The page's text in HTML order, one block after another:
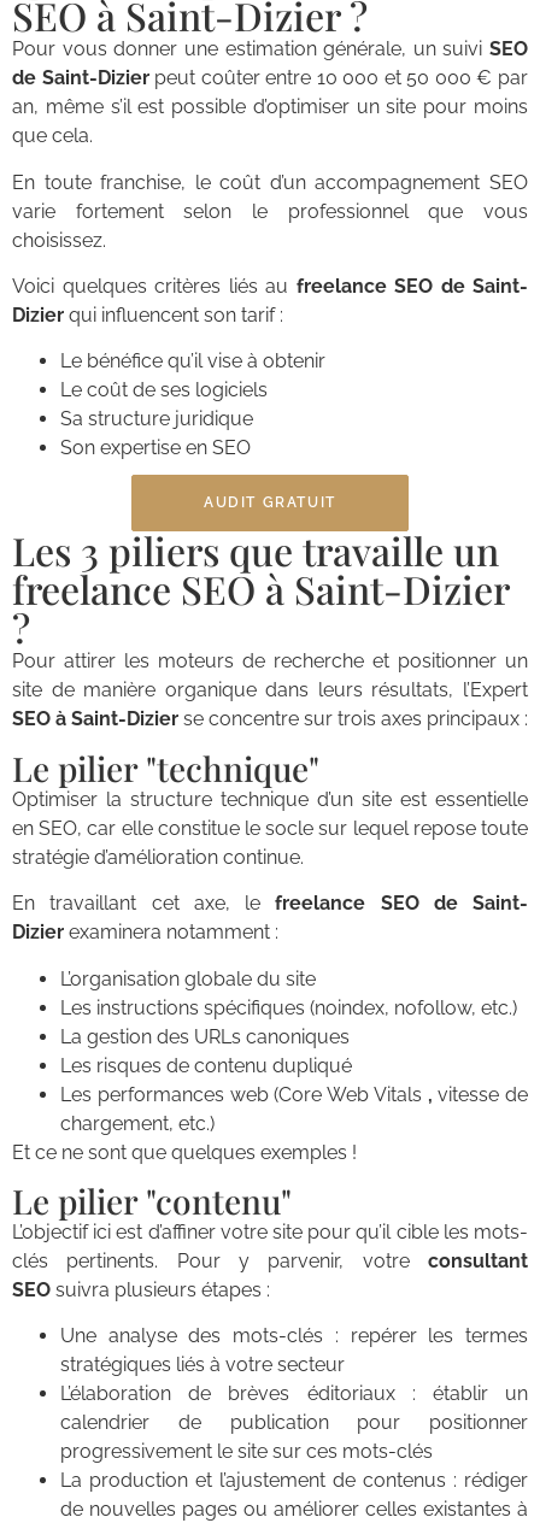
SEO à Saint-Dizier ?
Pour vous donner une estimation générale, un suivi SEO
de Saint-Dizierpeut coûter entre 10 000 et 50 000 € par
an, même s’il est possible d’optimiser un site pour moins
que cela.
En toute franchise, le coût d’un accompagnement SEO
varie fortement selon le professionnel que vous
choisissez.
Voici quelques critères liés au freelance SEO de Saint-
Dizier qui influencent son tarif :
Le bénéfice qu’il vise à obtenir
Le coût de ses logiciels
Sa structure juridique
Son expertise en SEO
AUDIT GRATUIT
Les 3 piliers que travaille un
freelance SEO à Saint-Dizier
?
Pour attirer les moteurs de recherche et positionner un
site de manière organique dans leurs résultats, l’Expert
SEO à Saint-Dizier se concentre sur trois axes principaux :
Le pilier "technique"
Optimiser la structure technique d’un site est essentielle
en SEO, car elle constitue le socle sur lequel repose toute
stratégie d’amélioration continue.
En travaillant cet axe, lefreelance SEO de Saint-
Dizier examinera notamment :
L’organisation globale du site
Les instructions spécifiques (noindex, nofollow, etc.)
La gestion des URLs canoniques
Les risques de contenu dupliqué
Les performances web (Core Web Vitals , vitesse de
chargement, etc.)
Et ce ne sont que quelques exemples !
Le pilier "contenu"
L’objectif ici est d’affiner votre site pour qu’il cible les mots-
clés pertinents. Pour y parvenir, votre consultant
SEO suivra plusieurs étapes :
Une analyse des mots-clés : repérer les termes
stratégiques liés à votre secteur
L’élaboration de brèves éditoriaux : établir un
calendrier de publication pour positionner
progressivement le site sur ces mots-clés
La production et l’ajustement de contenus : rédiger
de nouvelles pages ou améliorer celles existantes à